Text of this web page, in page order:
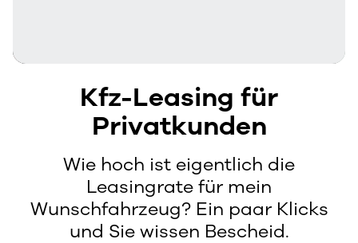
Kfz-Leasing für
Privatkunden
Wie hoch ist eigentlich die
Leasingrate für mein
Wunschfahrzeug? Ein paar Klicks
und Sie wissen Bescheid.